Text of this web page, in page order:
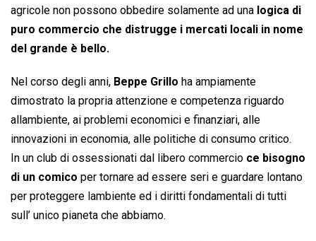
agricole non possono obbedire solamente ad una logica di
puro commercio che distrugge i mercati locali in nome
del grande è bello.
Nel corso degli anni, Beppe Grillo ha ampiamente
dimostrato la propria attenzione e competenza riguardo
allambiente, ai problemi economici e finanziari, alle
innovazioni in economia, alle politiche di consumo critico.
In un club di ossessionati dal libero commercio ce bisogno
di un comico per tornare ad essere seri e guardare lontano
per proteggere lambiente ed i diritti fondamentali di tutti
sull’ unico pianeta che abbiamo.